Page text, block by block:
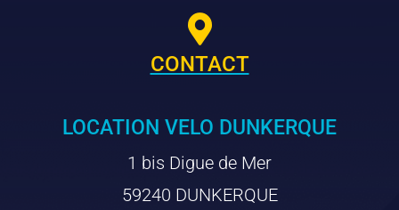

CONTACT
LOCATION VELO DUNKERQUE
1 bis Digue de Mer
59240 DUNKERQUE